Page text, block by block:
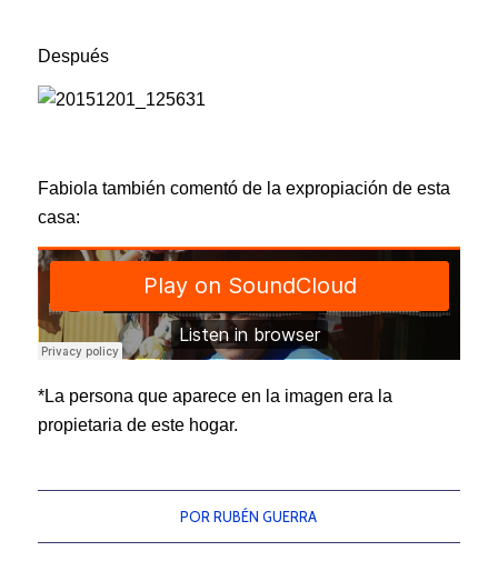
Después
Fabiola también comentó de la expropiación de esta
casa:
*La persona que aparece en la imagen era la
propietaria de este hogar.
PORRUBÉN GUERRA